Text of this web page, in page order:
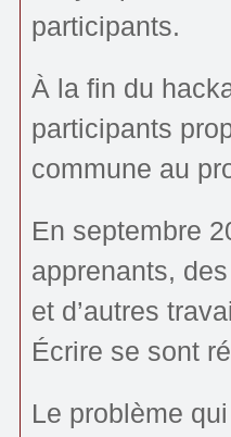
participants.
À la fin du
participants
commune au
En septembre
apprenants,
et d’autres
Écrire se sont
Le problème